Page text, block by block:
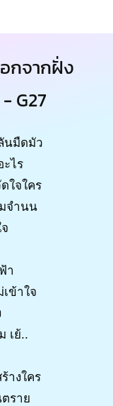
กจากฝั่ง
G27
นมืดมัว
ไร
ใจใคร
จำนน
า
ข้าใจ
เย้..
างใคร
ราย